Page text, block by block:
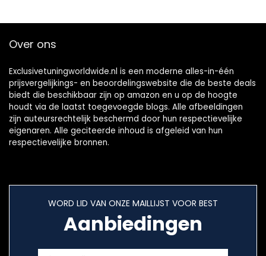
Over ons
Exclusivetuningworldwide.nl is een moderne alles-in-één
prijsvergelijkings- en beoordelingswebsite die de beste deals
biedt die beschikbaar zijn op amazon en u op de hoogte
houdt via de laatst toegevoegde blogs. Alle afbeeldingen
zijn auteursrechtelijk beschermd door hun respectievelijke
eigenaren. Alle geciteerde inhoud is afgeleid van hun
respectievelijke bronnen.
WORD LID VAN ONZE MAILLIJST VOOR BEST
Aanbiedingen